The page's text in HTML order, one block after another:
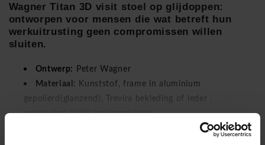
Wagner Titan 3D visit stoel op glijdoppen:
ontworpen voor mensen die wat betreft hun
werkuitrusting geen compromissen willen
sluiten.
Ontwerp:
Peter Wagner
Materiaal:
Kunststof, frame in aluminium
gepolierd(glanzend), Trevira bekleding of leder ,
netweefsel 100% polypropyleen